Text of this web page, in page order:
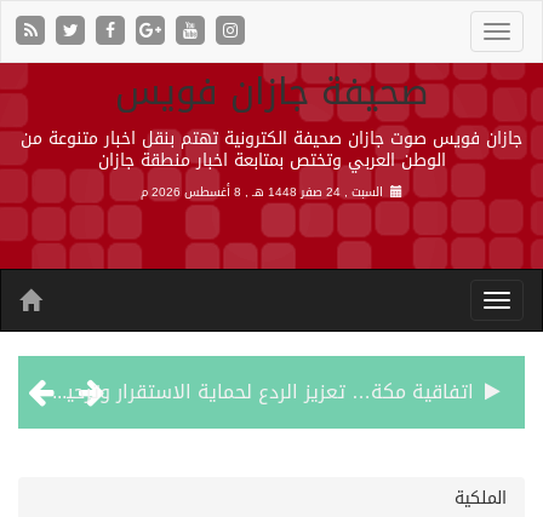
صحيفة جازان فويس
جازان فويس صوت جازان صحيفة الكترونية تهتم بنقل اخبار متنوعة من
الوطن العربي وتختص بمتابعة اخبار منطقة جازان
السبت , 24 صفر 1448 هـ , 8 أغسطس 2026 م
اتفاقية مكة… تعزيز الردع لحماية الاستقرار وترحيب اقليمي ودولي بها
الملكية